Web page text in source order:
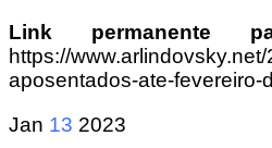
Link permanente
https://
aposentados-ate-fevereiro-
Jan 13 2023